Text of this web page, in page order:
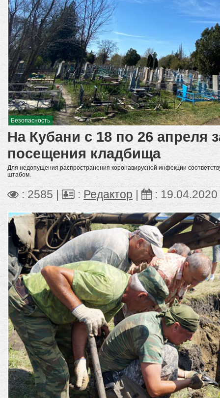
Безопасность
На Кубани с 18 по 26 апреля
посещения кладбища
Для недопущения распространения коронавирусной инфекции
штабом.
: 2585 | :Редактор : 19.04.2020